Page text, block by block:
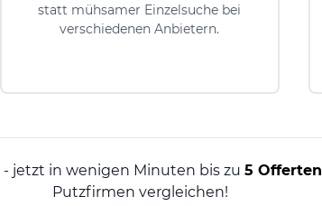
statt mühsamer Einzelsuche bei
verschiedenen Anbietern.
- jetzt in wenigen Minuten bis zu 5 Offerten
Putzfirmen vergleichen!